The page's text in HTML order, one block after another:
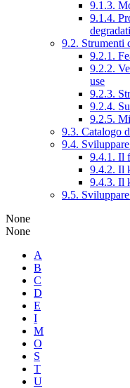
9.1.3.
9.1.4.
9.2. Strumenti
9.2.1.
9.2.2.
use
9.2.3.
9.2.4.
9.2.5.
9.3. Catalogo
9.4.
9.4.1. Il
9.4.2. Il
9.4.3. Il
9.5.
None
None
A
B
C
D
E
I
M
O
S
T
U